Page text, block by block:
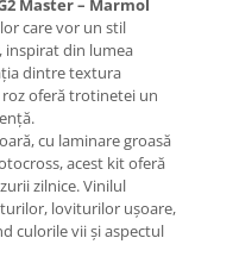
Master – Marmol
care vor un stil
, inspirat din lumea
dintre textura
oferă trotinetei un
cu laminare groasă
acest kit oferă
zilnice. Vinilul
loviturilor ușoare,
culorile vii și aspectul